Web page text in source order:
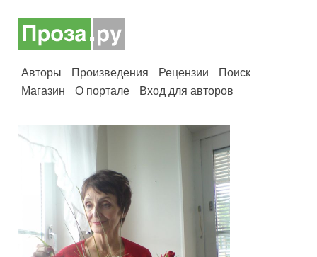
Авторы Произведения Рецензии
Поиск
Магазин
О портале Вход для авторов